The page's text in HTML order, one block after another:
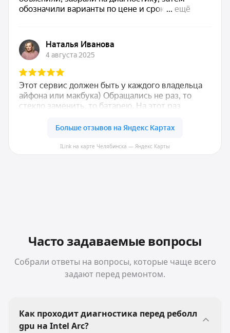
ILink на карте Челябинска — Яндекс Карты
Часто задаваемые вопросы
Собрали ответы на вопросы, которые чаще всего
задают перед ремонтом.
Как проходит диагностика перед реболл
gpu на Intel Arc?